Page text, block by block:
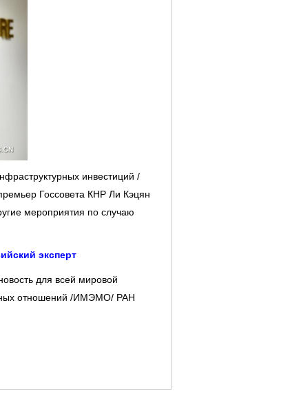
инвестиций /
Госсовета КНР Ли Кэцян
мероприятия по случаю
эксперт
для всей мировой
отношений /ИМЭМО/ РАН